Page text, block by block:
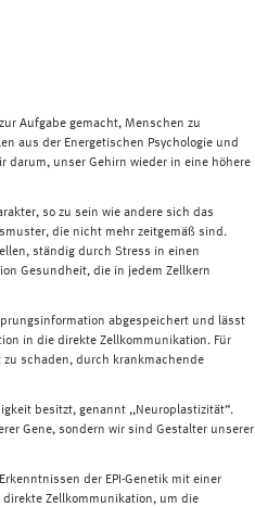
Aufgabe gemacht, Menschen zu
aus der Energetischen Psychologie und
darum, unser Gehirn wieder in eine höhere
so zu sein wie andere sich das
die nicht mehr zeitgemäß sind.
ständig durch Stress in einen
Gesundheit, die in jedem Zellkern
abgespeichert und lässt
in die direkte Zellkommunikation. Für
schaden, durch krankmachende
besitzt, genannt ,,Neuroplastizität“.
Gene, sondern wir sind Gestalter unserer
der EPI-Genetik mit einer
Zellkommunikation, um die